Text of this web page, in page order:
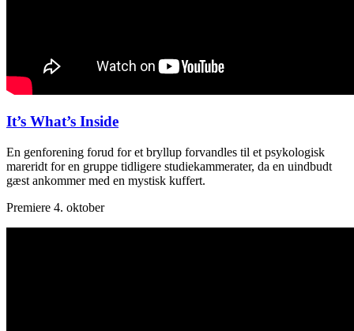
It’s What’s Inside
En genforening forud for et bryllup forvandles til et psykologisk
mareridt for en gruppe tidligere studiekammerater, da en uindbudt
gæst ankommer med en mystisk kuffert.
Premiere 4. oktober